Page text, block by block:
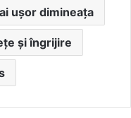
ușor dimineața
și îngrijire